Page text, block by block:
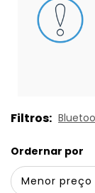
Filtros:
Ordernar por